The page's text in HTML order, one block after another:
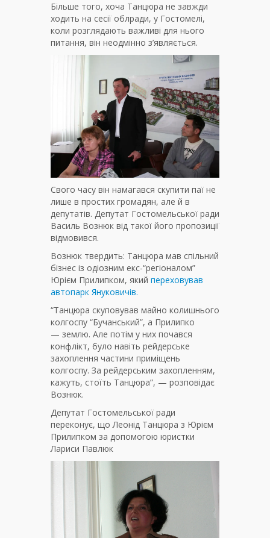
Більше того, хоча Танцюра не завжди
ходить на сесії облради, у Гостомелі,
коли розглядають важливі для нього
питання, він неодмінно з’являється.
Свого часу він намагався скупити паї не
лише в простих громадян, але й в
депутатів. Депутат Гостомельської ради
Василь Вознюк від такої його пропозиції
відмовився.
Вознюк твердить: Танцюра мав спільний
бізнес із одіозним екс-“регіоналом”
Юрієм Прилипком, який переховував
автопарк Януковичів.
“Танцюра скуповував майно колишнього
колгоспу “Бучанський”, а Прилипко
— землю. Але потім у них почався
конфлікт, було навіть рейдерське
захоплення частини приміщень
колгоспу. За рейдерським захопленням,
кажуть, стоїть Танцюра”, — розповідає
Вознюк.
Депутат Гостомельської ради
переконує, що Леонід Танцюра з Юрієм
Прилипком за допомогою юристки
Лариси Павлюк